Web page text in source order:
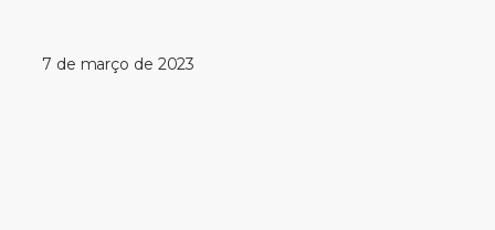
7 de março de 2023